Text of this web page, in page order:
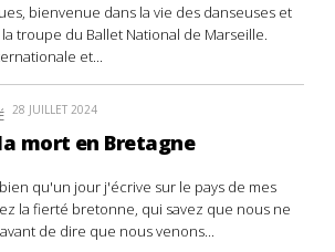
bienvenue dans la vie des danseuses et
la troupe du Ballet National de Marseille.
et...
28 JUILLET 2024
mort en Bretagne
qu'un jour j'écrive sur le pays de mes
la fierté bretonne, qui savez que nous ne
de dire que nous venons...